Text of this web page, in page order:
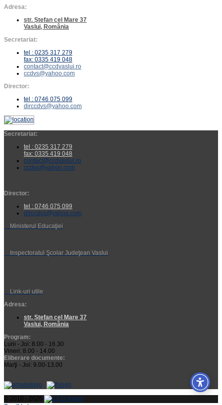
Adresa:
str. Ștefan cel Mare 37
Vaslui, România
Secretariat:
tel : 0235 317 279
fax: 0335 419 048
contact@ccdvaslui.ro
ccdvs@yahoo.com
Director:
tel : 0746 075 099
dirccdvs@yahoo.com
Secretariat:
tel : 0235 317 279
fax: 0335 419 048
contact@ccdvaslui.ro
ccdvs@yahoo.com
Director:
tel : 0746 075 099
dirccdvs@yahoo.com
Ministerul Educaţiei
Inspectoratul Şcolar Judeţean Vaslui
Link-uri utile
Adresa:
str. Ștefan cel Mare 37
Vaslui, România
Program:
Luni - Joi: 8.00 - 16.30
Vineri: 8.00 - 14.00
Eliberare documente:
Marţi - Joi: 9.00-13.00
© 2010 - 2026